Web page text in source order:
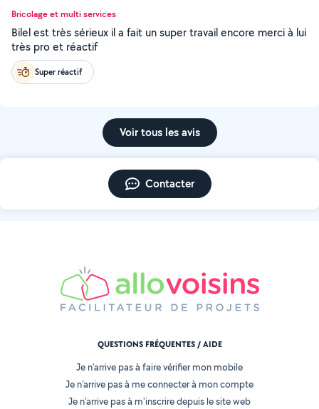
Bricolage et multi services
Bilel est très sérieux il a fait un super travail encore merci à lui
très pro et réactif
Super réactif
Voir tous les avis
Contacter
QUESTIONS FRÉQUENTES / AIDE
Je n'arrive pas à faire vérifier mon mobile
Je n'arrive pas à me connecter à mon compte
Je n'arrive pas à m'inscrire depuis le site web